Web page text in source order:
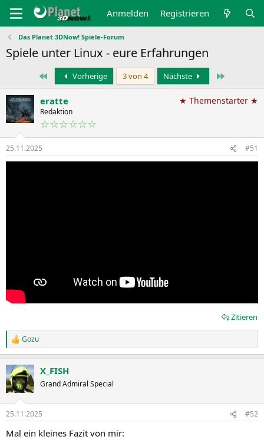
Anmelden Registrieren
Das Planet 3DNow! Spiele-Forum
Spiele unter Linux - eure Erfahrungen
Erste Vorherige 3 von 4 Nächste
eratte
Redaktion
☆☆☆☆☆☆
★ Themenstarter ★
25.11.2025 #51
Zitieren
R
e
k
t
i
e
:
Gozu
X_FISH
Grand Admiral Special
25.11.2025 #52
Mal ein kleines Fazit von mir: